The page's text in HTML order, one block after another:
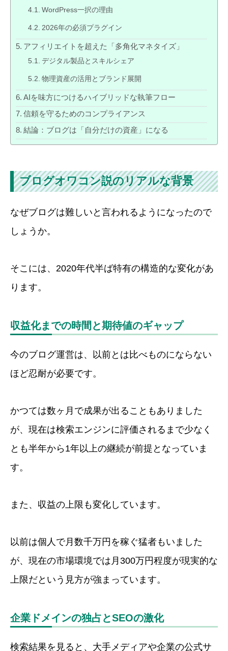
WordPress一択の理由
2026年の必須プラグイン
アフィリエイトを超えた「多角化マネタイズ」
デジタル製品とスキルシェア
物理資産の活用とブランド展開
AIを味方につけるハイブリッドな執筆フロー
信頼を守るためのコンプライアンス
結論：ブログは「自分だけの資産」になる
ブログオワコン説のリアルな背景
なぜブログは難しいと言われるようになったので
しょうか。
そこには、2020年代半ば特有の構造的な変化があ
ります。
収益化までの時間と期待値のギャップ
今のブログ運営は、以前とは比べものにならない
ほど忍耐が必要です。
かつては数ヶ月で成果が出ることもありました
が、現在は検索エンジンに評価されるまで少なく
とも半年から1年以上の継続が前提となっていま
す。
また、収益の上限も変化しています。
以前は個人で月数千万円を稼ぐ猛者もいました
が、現在の市場環境では月300万円程度が現実的な
上限だという見方が強まっています。
企業ドメインの独占とSEOの激化
検索結果を見ると、大手メディアや企業の公式サ